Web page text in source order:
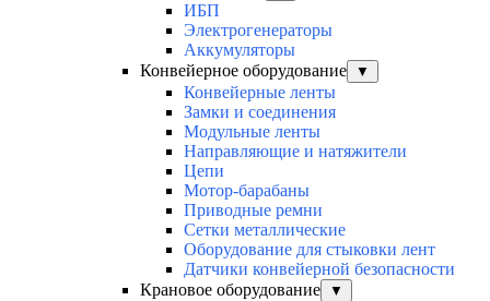
ИБП
Электрогенераторы
Аккумуляторы
Конвейерное оборудование
▼
Конвейерные ленты
Замки и соединения
Модульные ленты
Направляющие и натяжители
Цепи
Мотор-барабаны
Приводные ремни
Сетки металлические
Оборудование для стыковки лент
Датчики конвейерной безопасности
Крановое оборудование
▼